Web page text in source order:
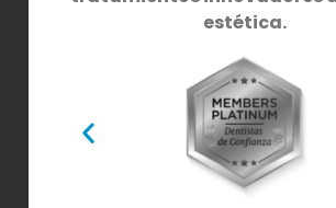
estética.